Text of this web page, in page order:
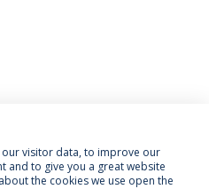
Termos & Condições
dos Dados
visitor data, to improve our
and to give you a great website
the cookies we use open the